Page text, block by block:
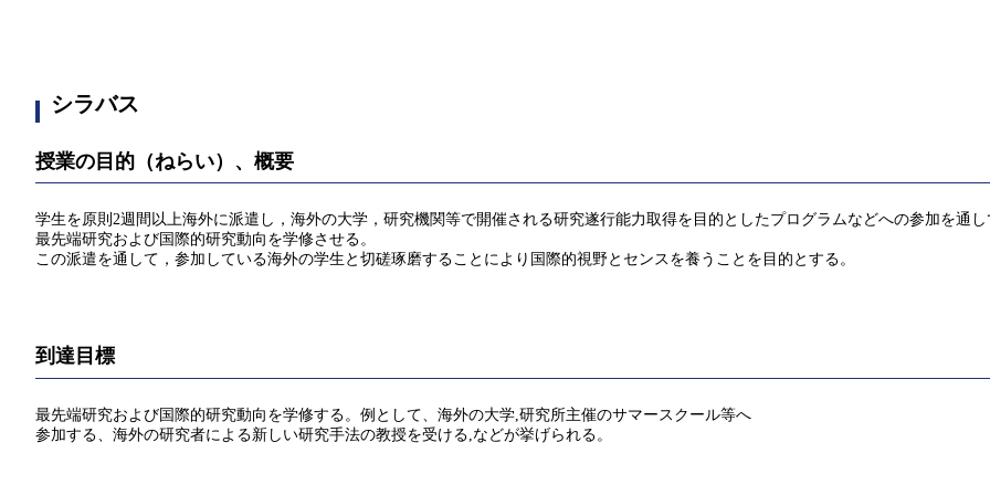
シラバス
授業の目的（ねらい）、概要
学生を原則2週間以上海外に派遣し，海外の大学，研究機関等で開催される研究遂行能力取得を目的としたプログラムなどへの参加を通し
最先端研究および国際的研究動向を学修させる。
この派遣を通して，参加している海外の学生と切磋琢磨することにより国際的視野とセンスを養うことを目的とする。
到達目標
最先端研究および国際的研究動向を学修する。例として、海外の大学,研究所主催のサマースクール等へ
参加する、海外の研究者による新しい研究手法の教授を受ける,などが挙げられる。